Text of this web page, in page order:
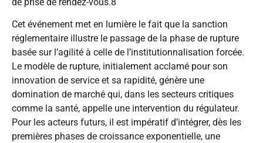
Cet événement met en lumière le fait que la sanction
réglementaire illustre le passage de la phase de rupture
basée sur l’agilité à celle de l’institutionnalisation forcée.
Le modèle de rupture, initialement acclamé pour son
innovation de service et sa rapidité, génère une
domination de marché qui, dans les secteurs critiques
comme la santé, appelle une intervention du régulateur.
Pour les acteurs futurs, il est impératif d’intégrer, dès les
premières phases de croissance exponentielle, une